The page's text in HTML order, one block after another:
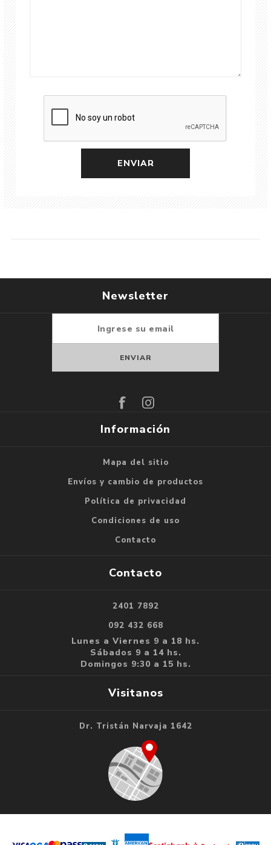
Newsletter
Información
Mapa del sitio
Envíos y cambio de productos
Política de privacidad
Condiciones de uso
Contacto
Contacto
2401 7892
092 432 668
Lunes a Viernes 9 a 18 hs.
Sábados 9 a 14 hs.
Domingos 9:30 a 15 hs.
Visitanos
Dr. Tristán Narvaja 1642